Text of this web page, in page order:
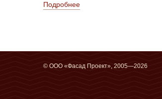
Подробнее
© ООО «Фасад Проект», 2005—2026